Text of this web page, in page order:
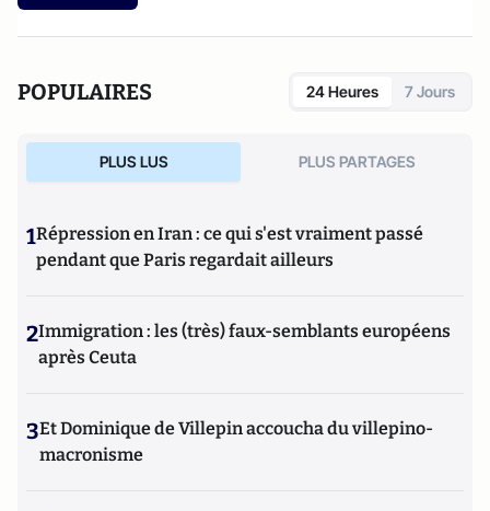
POPULAIRES 24 Heures 7 Jours
PLUS LUS PLUS PARTAGES
1Répression en Iran : ce qui s'est vraiment passé
pendant que Paris regardait ailleurs
2Immigration : les (très) faux-semblants européens
après Ceuta
3Et Dominique de Villepin accoucha du villepino-
macronisme